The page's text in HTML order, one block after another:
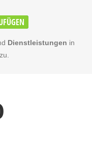
Dienstleistungen in